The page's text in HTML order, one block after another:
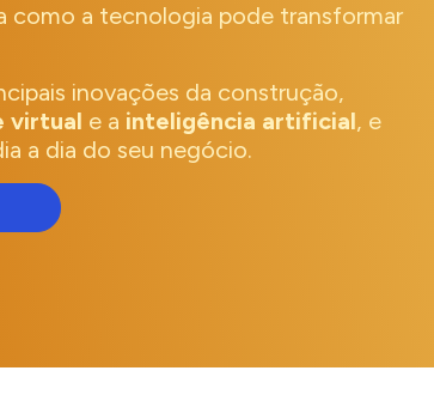
como a tecnologia pode transformar
inovações da construção,
virtual e a inteligência artificial, e
a dia do seu negócio.